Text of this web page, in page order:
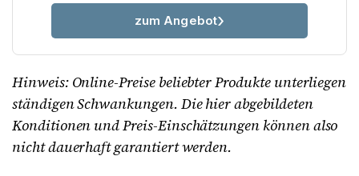
zum Angebot
Hinweis: Online-Preise beliebter Produkte unterliegen
ständigen Schwankungen. Die hier abgebildeten
Konditionen und Preis-Einschätzungen können also
nicht dauerhaft garantiert werden.